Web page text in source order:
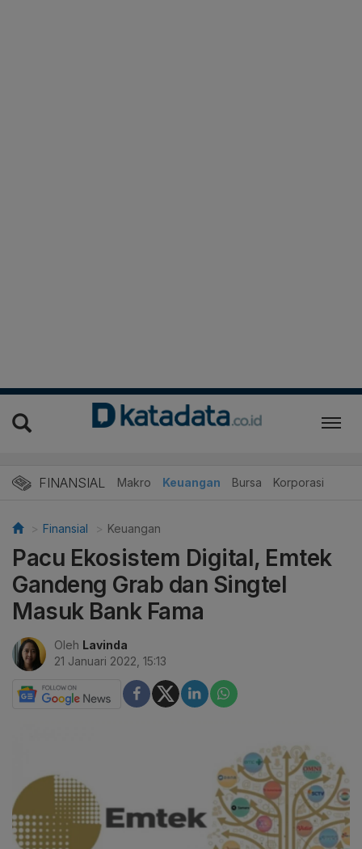
FINANSIAL Makro Keuangan Bursa Korporasi
Finansial Keuangan
Pacu Ekosistem Digital, Emtek
Gandeng Grab dan Singtel
Masuk Bank Fama
Oleh Lavinda
21 Januari 2022, 15:13